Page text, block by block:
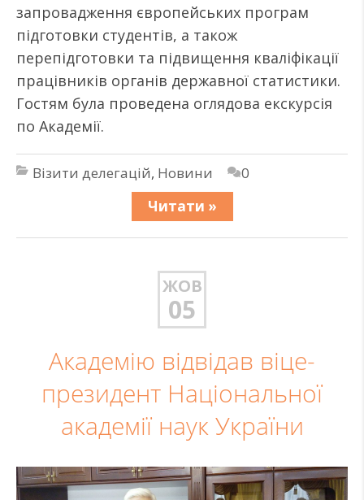
запровадження європейських програм
підготовки студентів, а також
перепідготовки та підвищення кваліфікації
працівників органів державної статистики.
Гостям була проведена оглядова екскурсія
по Академії.
Візити делегацій, Новини
0
Читати »
ЖОВ
05
Академію відвідав віце-
президент Національної
академії наук України